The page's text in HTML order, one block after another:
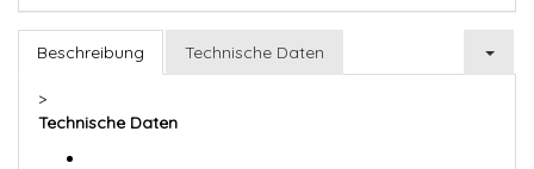
Beschreibung Technische Daten
>
Technische Daten